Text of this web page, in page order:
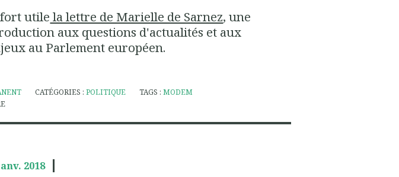
utile la lettre de Marielle de Sarnez, une
aux questions d'actualités et aux
au Parlement européen.
CATÉGORIES : POLITIQUE TAGS : MODEM
2018